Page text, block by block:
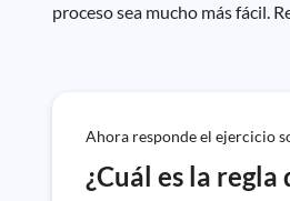
proceso sea mucho más fácil.
Ahora responde el ejercicio
¿Cuál es la